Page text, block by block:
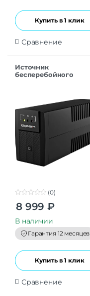
Купить в 1 клик
Сравнение
Источник
бесперебойного
o
t
o
f
5
(0)
8 999 ₽
В наличии
Гарантия 12 месяцев
Купить в 1 клик
Сравнение